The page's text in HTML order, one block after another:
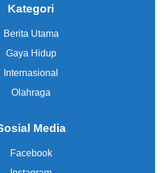
Kategori
Berita Utama
Gaya Hidup
Internasional
Olahraga
Media
Facebook